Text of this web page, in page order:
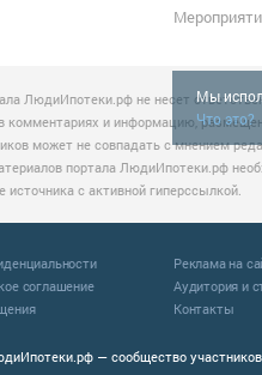
Мы
Что это?
ЛюдиИпотеки.рф не несет
комментариях и информацию,
может не совпадать с мнением
портала ЛюдиИпотеки.рф
источника с активной гиперссылкой.
— сообщество
соглашение
Реклама на
Аудитория и
Контакты